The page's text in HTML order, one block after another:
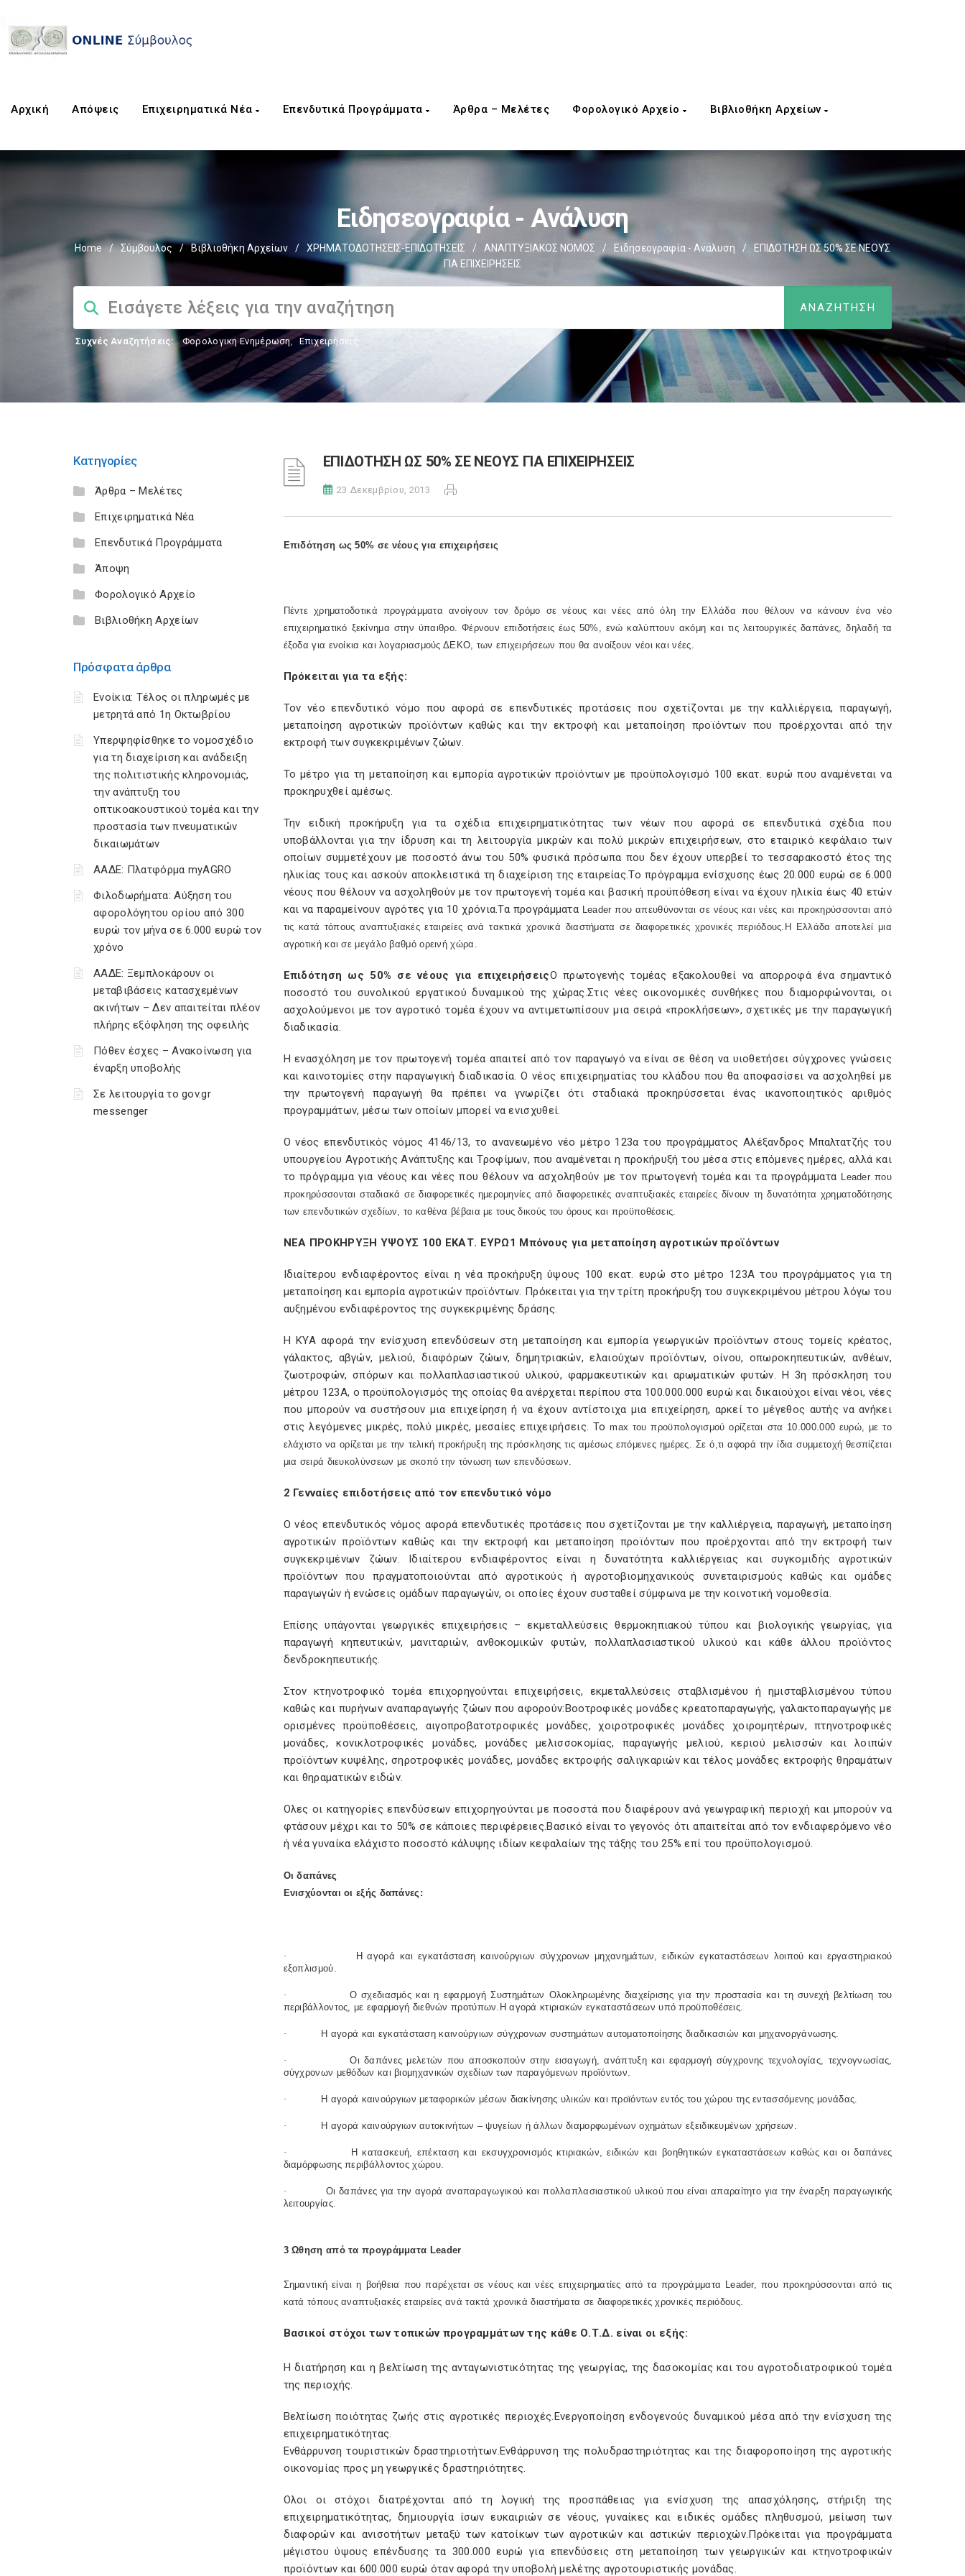
Αρχική Απόψεις Επιχειρηματικά Νέα Επενδυτικά Προγράμματα Άρθρα – Μελέτες Φορολογικό Αρχείο Βιβλιοθήκη Αρχείων
Ειδησεογραφία - Ανάλυση
Home / Σύμβουλος / Βιβλιοθήκη Αρχείων / ΧΡΗΜΑΤΟΔΟΤΗΣΕΙΣ-ΕΠΙΔΟΤΗΣΕΙΣ / ΑΝΑΠΤΥΞΙΑΚΟΣ ΝΟΜΟΣ / Ειδησεογραφία - Ανάλυση /
ΕΠΙΔΟΤΗΣΗ ΩΣ 50% ΣΕ ΝΕΟΥΣ
ΓΙΑ ΕΠΙΧΕΙΡΗΣΕΙΣ
Συχνές Αναζητήσεις: Φορολογικη Ενημέρωση, Επιχειρήσεις
Κατηγορίες
Άρθρα – Μελέτες
Επιχειρηματικά Νέα
Επενδυτικά Προγράμματα
Άποψη
Φορολογικό Αρχείο
Βιβλιοθήκη Αρχείων
Πρόσφατα άρθρα
Ενοίκια: Τέλος οι πληρωμές με
μετρητά από 1η Οκτωβρίου
Υπερψηφίσθηκε το νομοσχέδιο
για τη διαχείριση και ανάδειξη
της πολιτιστικής κληρονομιάς,
την ανάπτυξη του
οπτικοακουστικού τομέα και την
προστασία των πνευματικών
δικαιωμάτων
ΑΑΔΕ: Πλατφόρμα myAGRO
Φιλοδωρήματα: Αύξηση του
αφορολόγητου ορίου από 300
ευρώ τον μήνα σε 6.000 ευρώ τον
χρόνο
ΑΑΔΕ: Ξεμπλοκάρουν οι
μεταβιβάσεις κατασχεμένων
ακινήτων – Δεν απαιτείται πλέον
πλήρης εξόφληση της οφειλής
Πόθεν έσχες – Ανακοίνωση για
έναρξη υποβολής
Σε λειτουργία το gov.gr
messenger
ΕΠΙΔΟΤΗΣΗ ΩΣ 50% ΣΕ ΝΕΟΥΣ ΓΙΑ ΕΠΙΧΕΙΡΗΣΕΙΣ
23 Δεκεμβρίου, 2013
Επιδότηση ως 50% σε νέους για επιχειρήσεις
Πέντε χρηματοδοτικά προγράμματα ανοίγουν τον δρόμο σε νέους και νέες από όλη την Ελλάδα που θέλουν να κάνουν ένα νέο
επιχειρηματικό ξεκίνημα στην ύπαιθρο. Φέρνουν επιδοτήσεις έως 50%, ενώ καλύπτουν ακόμη και τις λειτουργικές δαπάνες, δηλαδή τα
έξοδα για ενοίκια και λογαριασμούς ΔΕΚΟ, των επιχειρήσεων που θα ανοίξουν νέοι και νέες.
Πρόκειται για τα εξής:
Τον νέο επενδυτικό νόμο που αφορά σε επενδυτικές προτάσεις που σχετίζονται με την καλλιέργεια, παραγωγή,
μεταποίηση αγροτικών προϊόντων καθώς και την εκτροφή και μεταποίηση προϊόντων που προέρχονται από την
εκτροφή των συγκεκριμένων ζώων.
Το μέτρο για τη μεταποίηση και εμπορία αγροτικών προϊόντων με προϋπολογισμό 100 εκατ. ευρώ που αναμένεται να
προκηρυχθεί αμέσως.
Την ειδική προκήρυξη για τα σχέδια επιχειρηματικότητας των νέων που αφορά σε επενδυτικά σχέδια που
υποβάλλονται για την ίδρυση και τη λειτουργία μικρών και πολύ μικρών επιχειρήσεων, στο εταιρικό κεφάλαιο των
οποίων συμμετέχουν με ποσοστό άνω του 50% φυσικά πρόσωπα που δεν έχουν υπερβεί το τεσσαρακοστό έτος της
ηλικίας τους και ασκούν αποκλειστικά τη διαχείριση της εταιρείας.Το πρόγραμμα ενίσχυσης έως 20.000 ευρώ σε 6.000
νέους που θέλουν να ασχοληθούν με τον πρωτογενή τομέα και βασική προϋπόθεση είναι να έχουν ηλικία έως 40 ετών
και να παραμείνουν αγρότες για 10 χρόνια.Τα προγράμματα Leader που απευθύνονται σε νέους και νέες και προκηρύσσονται από
τις κατά τόπους αναπτυξιακές εταιρείες ανά τακτικά χρονικά διαστήματα σε διαφορετικές χρονικές περιόδους.Η Ελλάδα αποτελεί μια
αγροτική και σε μεγάλο βαθμό ορεινή χώρα.
Επιδότηση ως 50% σε νέους για επιχειρήσειςΟ πρωτογενής τομέας εξακολουθεί να απορροφά ένα σημαντικό
ποσοστό του συνολικού εργατικού δυναμικού της χώρας.Στις νέες οικονομικές συνθήκες που διαμορφώνονται, οι
ασχολούμενοι με τον αγροτικό τομέα έχουν να αντιμετωπίσουν μια σειρά «προκλήσεων», σχετικές με την παραγωγική
διαδικασία.
Η ενασχόληση με τον πρωτογενή τομέα απαιτεί από τον παραγωγό να είναι σε θέση να υιοθετήσει σύγχρονες γνώσεις
και καινοτομίες στην παραγωγική διαδικασία. Ο νέος επιχειρηματίας του κλάδου που θα αποφασίσει να ασχοληθεί με
την πρωτογενή παραγωγή θα πρέπει να γνωρίζει ότι σταδιακά προκηρύσσεται ένας ικανοποιητικός αριθμός
προγραμμάτων, μέσω των οποίων μπορεί να ενισχυθεί.
Ο νέος επενδυτικός νόμος 4146/13, το ανανεωμένο νέο μέτρο 123α του προγράμματος Αλέξανδρος Μπαλτατζής του
υπουργείου Αγροτικής Ανάπτυξης και Τροφίμων, που αναμένεται η προκήρυξή του μέσα στις επόμενες ημέρες, αλλά και
το πρόγραμμα για νέους και νέες που θέλουν να ασχοληθούν με τον πρωτογενή τομέα και τα προγράμματα Leader που
προκηρύσσονται σταδιακά σε διαφορετικές ημερομηνίες από διαφορετικές αναπτυξιακές εταιρείες δίνουν τη δυνατότητα χρηματοδότησης
των επενδυτικών σχεδίων, το καθένα βέβαια με τους δικούς του όρους και προϋποθέσεις.
ΝΕΑ ΠΡΟΚΗΡΥΞΗ ΥΨΟΥΣ 100 ΕΚΑΤ. ΕΥΡΩ1 Μπόνους για μεταποίηση αγροτικών προϊόντων
Ιδιαίτερου ενδιαφέροντος είναι η νέα προκήρυξη ύψους 100 εκατ. ευρώ στο μέτρο 123Α του προγράμματος για τη
μεταποίηση και εμπορία αγροτικών προϊόντων. Πρόκειται για την τρίτη προκήρυξη του συγκεκριμένου μέτρου λόγω του
αυξημένου ενδιαφέροντος της συγκεκριμένης δράσης.
Η ΚΥΑ αφορά την ενίσχυση επενδύσεων στη μεταποίηση και εμπορία γεωργικών προϊόντων στους τομείς κρέατος,
γάλακτος, αβγών, μελιού, διαφόρων ζώων, δημητριακών, ελαιούχων προϊόντων, οίνου, οπωροκηπευτικών, ανθέων,
ζωοτροφών, σπόρων και πολλαπλασιαστικού υλικού, φαρμακευτικών και αρωματικών φυτών. Η 3η πρόσκληση του
μέτρου 123Α, ο προϋπολογισμός της οποίας θα ανέρχεται περίπου στα 100.000.000 ευρώ και δικαιούχοι είναι νέοι, νέες
που μπορούν να συστήσουν μια επιχείρηση ή να έχουν αντίστοιχα μια επιχείρηση, αρκεί το μέγεθος αυτής να ανήκει
στις λεγόμενες μικρές, πολύ μικρές, μεσαίες επιχειρήσεις. Τοmax του προϋπολογισμού ορίζεται στα 10.000.000 ευρώ, με το
ελάχιστο να ορίζεται με την τελική προκήρυξη της πρόσκλησης τις αμέσως επόμενες ημέρες. Σε ό,τι αφορά την ίδια συμμετοχή θεσπίζεται
μια σειρά διευκολύνσεων με σκοπό την τόνωση των επενδύσεων.
2 Γενναίες επιδοτήσεις από τον επενδυτικό νόμο
Ο νέος επενδυτικός νόμος αφορά επενδυτικές προτάσεις που σχετίζονται με την καλλιέργεια, παραγωγή, μεταποίηση
αγροτικών προϊόντων καθώς και την εκτροφή και μεταποίηση προϊόντων που προέρχονται από την εκτροφή των
συγκεκριμένων ζώων. Ιδιαίτερου ενδιαφέροντος είναι η δυνατότητα καλλιέργειας και συγκομιδής αγροτικών
προϊόντων που πραγματοποιούνται από αγροτικούς ή αγροτοβιομηχανικούς συνεταιρισμούς καθώς και ομάδες
παραγωγών ή ενώσεις ομάδων παραγωγών, οι οποίες έχουν συσταθεί σύμφωνα με την κοινοτική νομοθεσία.
Επίσης υπάγονται γεωργικές επιχειρήσεις – εκμεταλλεύσεις θερμοκηπιακού τύπου και βιολογικής γεωργίας, για
παραγωγή κηπευτικών, μανιταριών, ανθοκομικών φυτών, πολλαπλασιαστικού υλικού και κάθε άλλου προϊόντος
δενδροκηπευτικής.
Στον κτηνοτροφικό τομέα επιχορηγούνται επιχειρήσεις, εκμεταλλεύσεις σταβλισμένου ή ημισταβλισμένου τύπου
καθώς και πυρήνων αναπαραγωγής ζώων που αφορούν:Βοοτροφικές μονάδες κρεατοπαραγωγής, γαλακτοπαραγωγής με
ορισμένες προϋποθέσεις, αιγοπροβατοτροφικές μονάδες, χοιροτροφικές μονάδες χοιρομητέρων, πτηνοτροφικές
μονάδες, κονικλοτροφικές μονάδες, μονάδες μελισσοκομίας, παραγωγής μελιού, κεριού μελισσών και λοιπών
προϊόντων κυψέλης, σηροτροφικές μονάδες, μονάδες εκτροφής σαλιγκαριών και τέλος μονάδες εκτροφής θηραμάτων
και θηραματικών ειδών.
Ολες οι κατηγορίες επενδύσεων επιχορηγούνται με ποσοστά που διαφέρουν ανά γεωγραφική περιοχή και μπορούν να
φτάσουν μέχρι και το 50% σε κάποιες περιφέρειες.Βασικό είναι το γεγονός ότι απαιτείται από τον ενδιαφερόμενο νέο
ή νέα γυναίκα ελάχιστο ποσοστό κάλυψης ιδίων κεφαλαίων της τάξης του 25% επί του προϋπολογισμού.
Οι δαπάνες
Ενισχύονται οι εξής δαπάνες:
· Η αγορά και εγκατάσταση καινούργιων σύγχρονων μηχανημάτων, ειδικών εγκαταστάσεων λοιπού και εργαστηριακού
εξοπλισμού.
·
Ο σχεδιασμός και η εφαρμογή Συστημάτων Ολοκληρωμένης διαχείρισης για την προστασία και τη συνεχή βελτίωση του
περιβάλλοντος, με εφαρμογή διεθνών προτύπων.Η αγορά κτιριακών εγκαταστάσεων υπό προϋποθέσεις.
· Η αγορά και εγκατάσταση καινούργιων σύγχρονων συστημάτων αυτοματοποίησης διαδικασιών και μηχανοργάνωσης.
·
Οι δαπάνες μελετών που αποσκοπούν στην εισαγωγή, ανάπτυξη και εφαρμογή σύγχρονης τεχνολογίας, τεχνογνωσίας,
σύγχρονων μεθόδων και βιομηχανικών σχεδίων των παραγόμενων προϊόντων.
· Η αγορά καινούργιων μεταφορικών μέσων διακίνησης υλικών και προϊόντων εντός του χώρου της εντασσόμενης μονάδας.
· Η αγορά καινούργιων αυτοκινήτων – ψυγείων ή άλλων διαμορφωμένων οχημάτων εξειδικευμένων χρήσεων.
·
Η κατασκευή, επέκταση και εκσυγχρονισμός κτιριακών, ειδικών και βοηθητικών εγκαταστάσεων καθώς και οι δαπάνες
διαμόρφωσης περιβάλλοντος χώρου.
·
Οι δαπάνες για την αγορά αναπαραγωγικού και πολλαπλασιαστικού υλικού που είναι απαραίτητο για την έναρξη παραγωγικής
λειτουργίας.
3 Ωθηση από τα προγράμματα Leader
Σημαντική είναι η βοήθεια που παρέχεται σε νέους και νέες επιχειρηματίες από τα προγράμματα Leader, που προκηρύσσονται από τις
κατά τόπους αναπτυξιακές εταιρείες ανά τακτά χρονικά διαστήματα σε διαφορετικές χρονικές περιόδους.
Βασικοί στόχοι των τοπικών προγραμμάτων της κάθε Ο.Τ.Δ. είναι οι εξής:
Η διατήρηση και η βελτίωση της ανταγωνιστικότητας της γεωργίας, της δασοκομίας και του αγροτοδιατροφικού τομέα
της περιοχής.
Βελτίωση ποιότητας ζωής στις αγροτικές περιοχές.Ενεργοποίηση ενδογενούς δυναμικού μέσα από την ενίσχυση της
επιχειρηματικότητας.
Ενθάρρυνση τουριστικών δραστηριοτήτων.Ενθάρρυνση της πολυδραστηριότητας και της διαφοροποίηση της αγροτικής
οικονομίας προς μη γεωργικές δραστηριότητες.
Ολοι οι στόχοι διατρέχονται από τη λογική της προσπάθειας για ενίσχυση της απασχόλησης, στήριξη της
επιχειρηματικότητας, δημιουργία ίσων ευκαιριών σε νέους, γυναίκες και ειδικές ομάδες πληθυσμού, μείωση των
διαφορών και ανισοτήτων μεταξύ των κατοίκων των αγροτικών και αστικών περιοχών.Πρόκειται για προγράμματα
μέγιστου ύψους επένδυσης τα 300.000 ευρώ για επενδύσεις στη μεταποίηση των γεωργικών και κτηνοτροφικών
προϊόντων και 600.000 ευρώ όταν αφορά την υποβολή μελέτης αγροτουριστικής μονάδας.